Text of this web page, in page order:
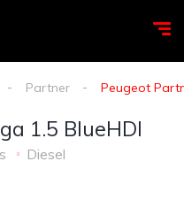
Partner Peugeot
1.5 BlueHDI
Diesel